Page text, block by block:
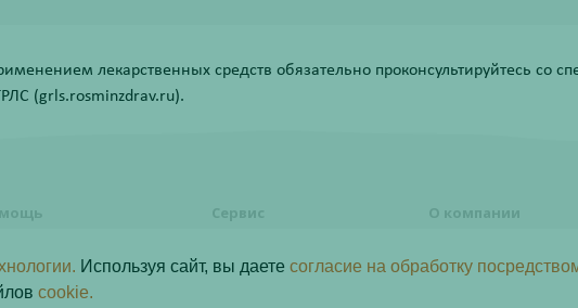
лекарственных средств обязательно проконсультируйтесь со
(grls.rosminzdrav.ru).
сделать заказ
Сервис
Акции
О компании
Контакты
Используя сайт, вы даете согласие на обработку
cookie.